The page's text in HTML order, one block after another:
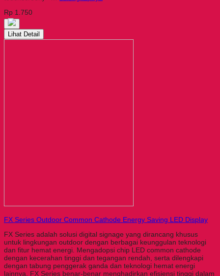
Rp 1.750
Lihat Detail
FX Series Outdoor Common Cathode Energy Saving LED Display
FX Series adalah solusi digital signage yang dirancang khusus
untuk lingkungan outdoor dengan berbagai keunggulan teknologi
dan fitur hemat energi. Mengadopsi chip LED common cathode
dengan kecerahan tinggi dan tegangan rendah, serta dilengkapi
dengan tabung penggerak ganda dan teknologi hemat energi
lainnya, FX Series benar-benar menghadirkan efisiensi tinggi dalam